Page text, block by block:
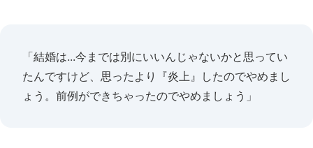
「結婚は...今までは別にいいんじゃないかと思ってい
たんですけど、思ったより『炎上』したのでやめまし
ょう。前例ができちゃったのでやめましょう」